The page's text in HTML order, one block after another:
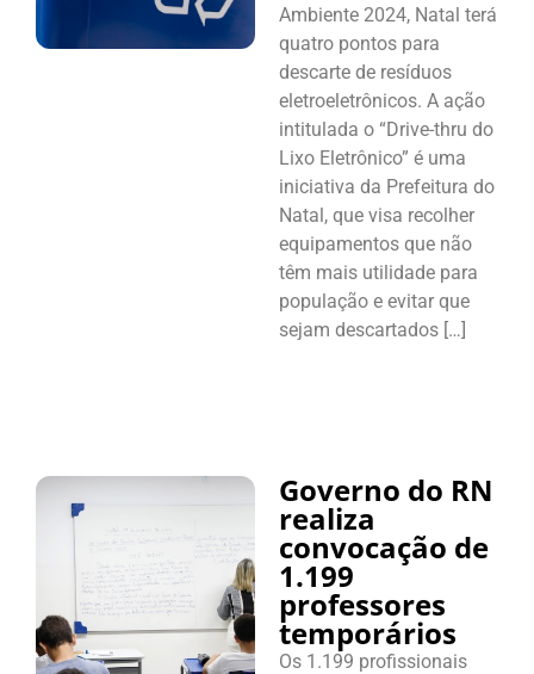
Ambiente 2024, Natal terá
quatro pontos para
descarte de resíduos
eletroeletrônicos. A ação
intitulada o “Drive-thru do
Lixo Eletrônico” é uma
iniciativa da Prefeitura do
Natal, que visa recolher
equipamentos que não
têm mais utilidade para
população e evitar que
sejam descartados […]
Governo do RN
realiza
convocação de
1.199
professores
temporários
Os 1.199 profissionais